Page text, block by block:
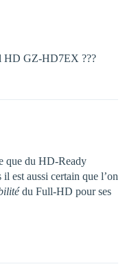
HD GZ-HD7EX ???
que du HD-Ready
est aussi certain que l’on
du Full-HD pour ses